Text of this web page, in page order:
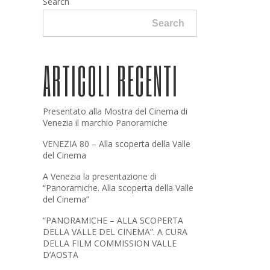
Search
ARTICOLI RECENTI
Presentato alla Mostra del Cinema di
Venezia il marchio Panoramiche
VENEZIA 80 – Alla scoperta della Valle
del Cinema
A Venezia la presentazione di
“Panoramiche. Alla scoperta della Valle
del Cinema”
“PANORAMICHE – ALLA SCOPERTA
DELLA VALLE DEL CINEMA”. A CURA
DELLA FILM COMMISSION VALLE
D’AOSTA